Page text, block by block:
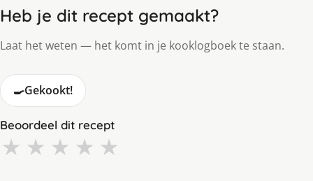
Heb je dit recept gemaakt?
Laat het weten — het komt in je kooklogboek te staan.
🍳Gekookt!
Beoordeel dit recept
★ ★ ★ ★ ★